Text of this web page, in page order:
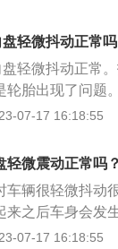
要检查前轮各定
轮静平衡情况及
果方向盘抖动出
可得到解决。如
等。
显晃动，这种情
成的。更换轮胎
h时，方向盘
定位角度和前束
运行车轮。检查
轻微抖动正常吗
轻微抖动正常
轮胎出现了问题
运转的时候，车
辆出现不平衡的
况，那么就需要
车轮胎。车辆刚
可能是前下摆臂
构之间的旷量在
07-17 16:18:55
轻微震动正常吗？
车辆很轻微抖动
来之后车身会发
的固定支架是否
07-17 16:18:55